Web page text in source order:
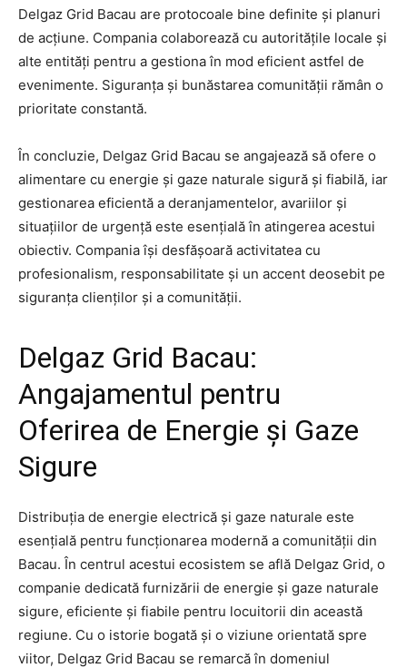
Delgaz Grid Bacau are protocoale bine definite și planuri
de acțiune. Compania colaborează cu autoritățile locale și
alte entități pentru a gestiona în mod eficient astfel de
evenimente. Siguranța și bunăstarea comunității rămân o
prioritate constantă.
În concluzie, Delgaz Grid Bacau se angajează să ofere o
alimentare cu energie și gaze naturale sigură și fiabilă, iar
gestionarea eficientă a deranjamentelor, avariilor și
situațiilor de urgență este esențială în atingerea acestui
obiectiv. Compania își desfășoară activitatea cu
profesionalism, responsabilitate și un accent deosebit pe
siguranța clienților și a comunității.
Delgaz Grid Bacau:
Angajamentul pentru
Oferirea de Energie și Gaze
Sigure
Distribuția de energie electrică și gaze naturale este
esențială pentru funcționarea modernă a comunității din
Bacau. În centrul acestui ecosistem se află Delgaz Grid, o
companie dedicată furnizării de energie și gaze naturale
sigure, eficiente și fiabile pentru locuitorii din această
regiune. Cu o istorie bogată și o viziune orientată spre
viitor, Delgaz Grid Bacau se remarcă în domeniul